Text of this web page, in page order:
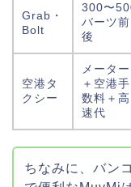
Grab・
Bolt
300〜
バーツ前
後
空港タ
クシー
メーター
＋空港手
数料＋高
速代
ちなみに、バン